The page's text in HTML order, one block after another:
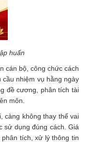
huấn
cán bộ, công chức cách
nhiệm vụ hằng ngày
đề cương, phân tích tài
môn.
càng không thay thế vai
sử dụng đúng cách. Giá
tích, xử lý thông tin